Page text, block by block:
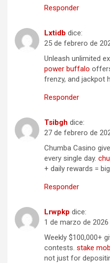
Responder
Lxtidb dice:
25 de febrero de
Unleash unlimited
power buffalo
frenzy, and jackpot
Responder
Tsibgh dice:
27 de febrero de
Chumba Casino
every single day.
+ daily rewards =
Responder
Lrwpkp dice:
1 de marzo de
Weekly $100,000+
contests. stake
not just for